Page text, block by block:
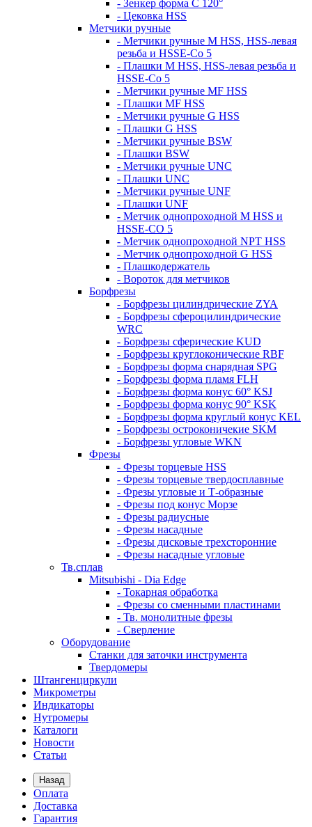
- Зенкер форма С 120°
- Цековка HSS
Метчики ручные
- Метчики ручные M HSS, HSS-левая
резьба и HSSE-Co 5
- Плашки M HSS, HSS-левая резьба и
HSSE-Co 5
- Метчики ручные MF HSS
- Плашки MF HSS
- Метчики ручные G HSS
- Плашки G HSS
- Метчики ручные BSW
- Плашки BSW
- Метчики ручные UNC
- Плашки UNC
- Метчики ручные UNF
- Плашки UNF
- Метчик однопроходной M HSS и
HSSE-CO 5
- Метчик однопроходной NPT HSS
- Метчик однопроходной G HSS
- Плашкодержатель
- Вороток для метчиков
Борфрезы
- Борфрезы цилиндрические ZYA
- Борфрезы сфероцилиндрические
WRC
- Борфрезы сферические KUD
- Борфрезы круглоконические RBF
- Борфрезы форма снарядная SPG
- Борфрезы форма пламя FLH
- Борфрезы форма конус 60° KSJ
- Борфрезы форма конус 90° KSK
- Борфрезы форма круглый конус KEL
- Борфрезы остроконичекие SKM
- Борфрезы угловые WKN
Фрезы
- Фрезы торцевые HSS
- Фрезы торцевые твердосплавные
- Фрезы угловые и Т-образные
- Фрезы под конус Морзе
- Фрезы радиусные
- Фрезы насадные
- Фрезы дисковые трехсторонние
- Фрезы насадные угловые
Тв.сплав
Mitsubishi - Dia Edge
- Токарная обработка
- Фрезы со сменными пластинами
- Тв. монолитные фрезы
- Сверление
Оборудование
Станки для заточки инструмента
Твердомеры
Штангенциркули
Микрометры
Индикаторы
Нутромеры
Каталоги
Новости
Статьи
Назад
Оплата
Доставка
Гарантия